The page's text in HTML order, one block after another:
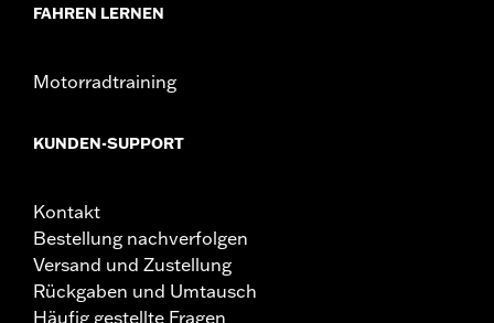
FAHREN LERNEN
Motorradtraining
KUNDEN-SUPPORT
Kontakt
Bestellung nachverfolgen
Versand und Zustellung
Rückgaben und Umtausch
Häufig gestellte Fragen